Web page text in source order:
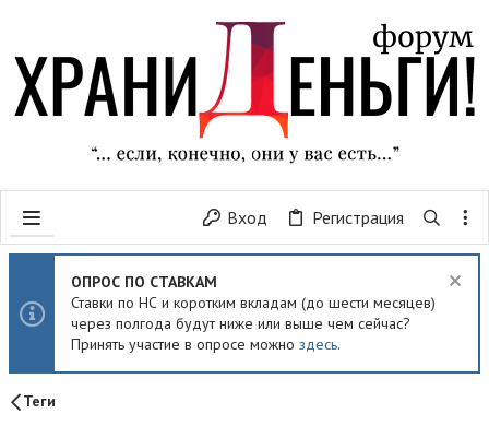
Вход Регистрация
ОПРОС ПО СТАВКАМ
Ставки по НС и коротким вкладам (до шести месяцев)
через полгода будут ниже или выше чем сейчас?
Принять участие в опросе можно здесь.
Теги